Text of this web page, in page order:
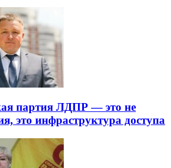
партия ЛДПР — это не
это инфраструктура доступа